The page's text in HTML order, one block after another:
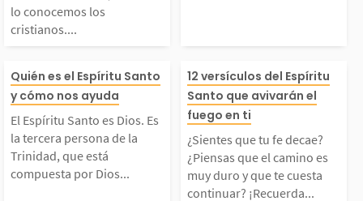
cristianos. Siendo u
solo Dios, él se man
o se da a conoc
de...
lo conocemos los
cristianos....
la misma
Trinidad está
ta por: Dios
os...
Espíritu Santo es D
Es la tercera pers
de la Trinidad, qu
Quién es el Espíritu Santo
y cómo nos ayuda
El Espíritu Santo es Dios. Es
la tercera persona de la
Trinidad, que está
compuesta por Dios...
¿Sientes que
ae? ¿Piensas
amino es muy
12 versículos del Espíritu
Santo que avivarán el
fuego en ti
¿Sientes que tu fe decae?
¿Piensas que el camino es
muy duro y que te cuesta
continuar? ¡Recuerda...